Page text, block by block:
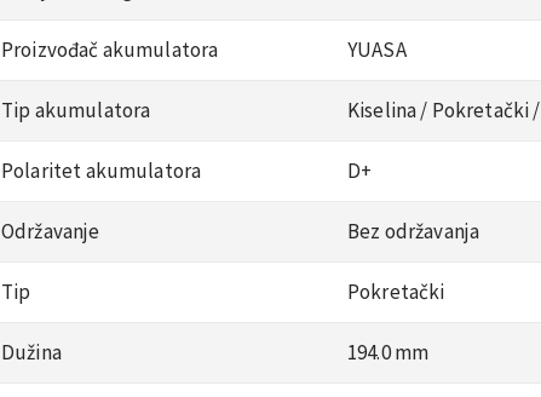
Proizvođač akumulatora YUASA
Tip akumulatora Kiselina / Pokretački /
Polaritet akumulatora D+
Održavanje Bez održavanja
Tip Pokretački
Dužina 194.0 mm